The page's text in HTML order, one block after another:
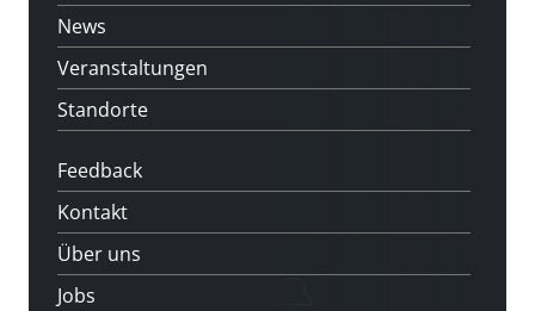
News
Veranstaltungen
Standorte
Feedback
Kontakt
Über uns
Jobs